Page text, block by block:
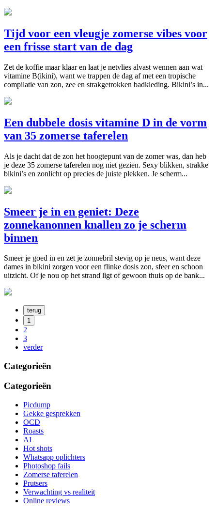
Tijd voor een vleugje zomerse vibes voor
een frisse start van de dag
Zet de koffie maar klaar en laat je netvlies alvast wennen aan wat
vitamine B(ikini), want we trappen de dag af met een tropische
compilatie van zon, zee en strakgetrokken badkleding. Bikini’s in...
Een dubbele dosis vitamine D in de vorm
van 35 zomerse taferelen
Als je dacht dat de zon het hoogtepunt van de zomer was, dan heb
je deze 35 zomerse taferelen nog niet gezien. Sexy blikken, strakke
bikini’s en zonlicht op precies de juiste plekken. Je scherm...
Smeer je in en geniet: Deze
zonnekanonnen knallen zo je scherm
binnen
Smeer je goed in en zet je zonnebril stevig op je neus, want deze
dames in bikini zorgen voor een flinke dosis zon, sfeer en schoon
uitzicht. Of je nou op het strand ligt of gewoon thuis op de bank...
terug
1
2
3
verder
Categorieën
Categorieën
Picdump
Gekke gesprekken
OCD
Roasts
AI
Hot shots
Whatsapp oplichters
Photoshop fails
Zomerse taferelen
Prutsers
Verwachting vs realiteit
Online reviews